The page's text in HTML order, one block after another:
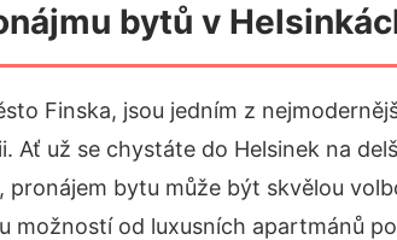
bytů v
Finska, jsou jedním z
Ať už se chystáte do Helsinek na
pronájem bytu může být skvělou
možností od luxusních apartmánů